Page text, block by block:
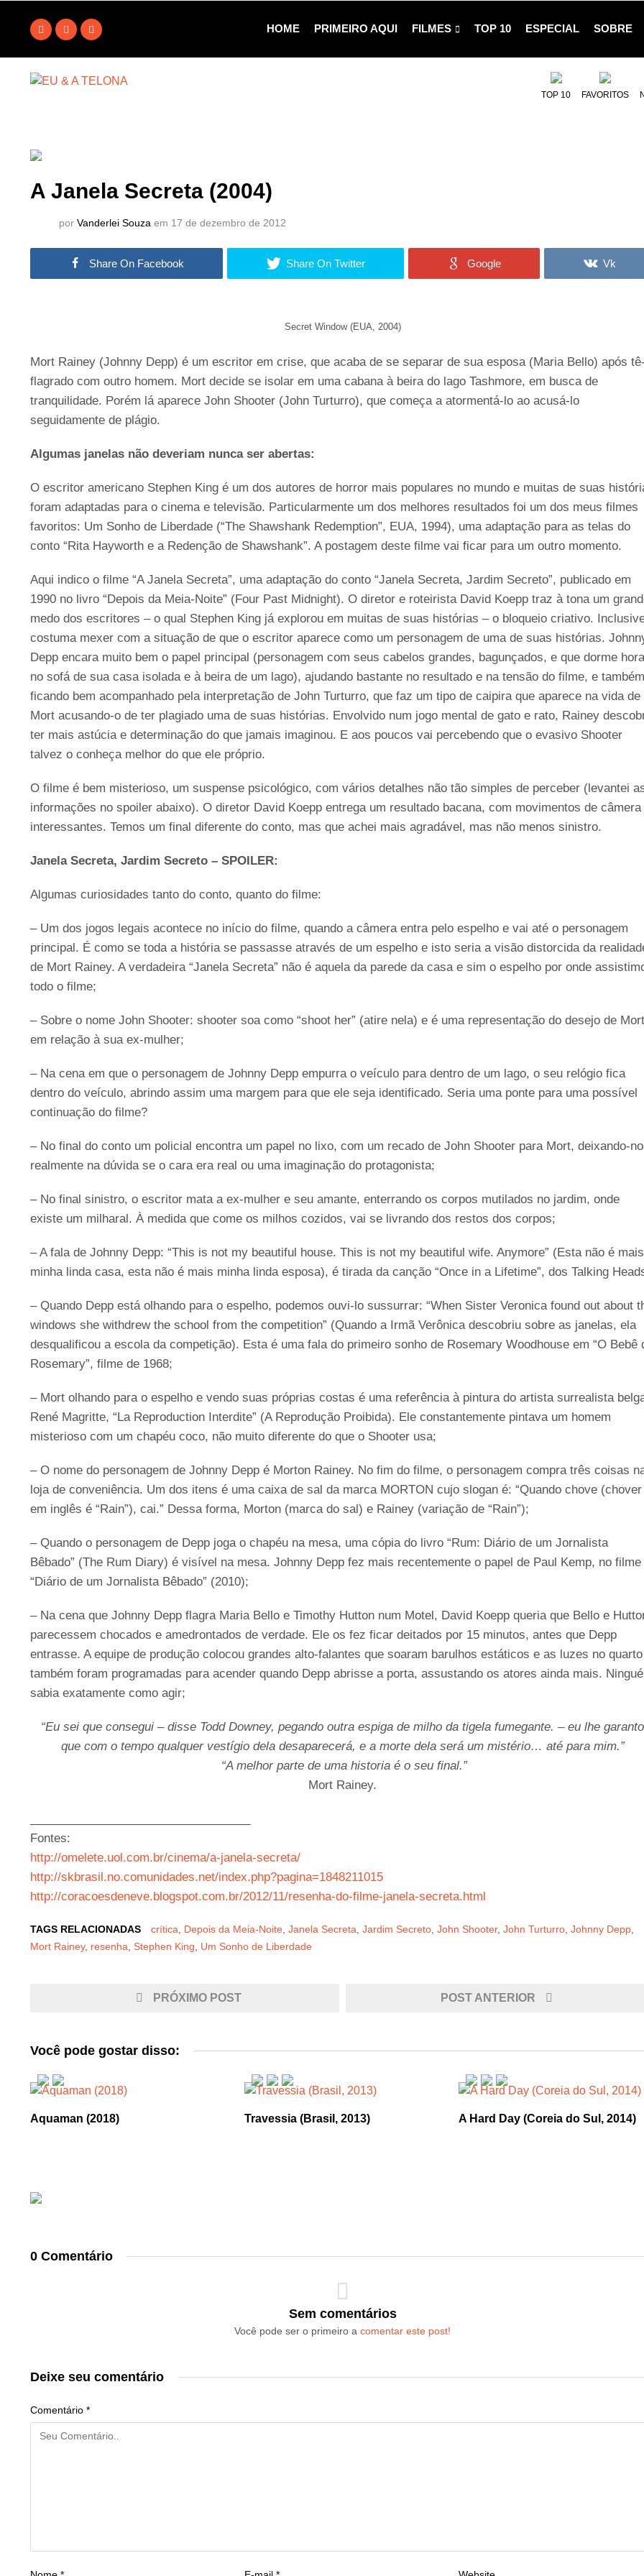
HOME PRIMEIRO AQUI FILMES TOP 10 ESPECIAL SOBRE
TOP 10 FAVORITOS
A Janela Secreta (2004)
por Vanderlei Souza em 17 de dezembro de 2012
Share On Facebook Share On Twitter Google Vk
Secret Window (EUA, 2004)
Mort Rainey (Johnny Depp) é um escritor em crise, que acaba de se separar de sua esposa (Maria Bello) após
flagrado com outro homem. Mort decide se isolar em uma cabana à beira do lago Tashmore, em busca de
tranquilidade. Porém lá aparece John Shooter (John Turturro), que começa a atormentá-lo ao acusá-lo
seguidamente de plágio.
Algumas janelas não deveriam nunca ser abertas:
O escritor americano Stephen King é um dos autores de horror mais populares no mundo e muitas de suas
foram adaptadas para o cinema e televisão. Particularmente um dos melhores resultados foi um dos meus filmes
favoritos: Um Sonho de Liberdade (“The Shawshank Redemption”, EUA, 1994), uma adaptação para as telas do
conto “Rita Hayworth e a Redenção de Shawshank”. A postagem deste filme vai ficar para um outro momento.
Aqui indico o filme “A Janela Secreta”, uma adaptação do conto “Janela Secreta, Jardim Secreto”, publicado em
1990 no livro “Depois da Meia-Noite” (Four Past Midnight). O diretor e roteirista David Koepp traz à tona um
medo dos escritores – o qual Stephen King já explorou em muitas de suas histórias – o bloqueio criativo.
costuma mexer com a situação de que o escritor aparece como um personagem de uma de suas histórias.
Depp encara muito bem o papel principal (personagem com seus cabelos grandes, bagunçados, e que dorme
no sofá de sua casa isolada e à beira de um lago), ajudando bastante no resultado e na tensão do filme, e também
ficando bem acompanhado pela interpretação de John Turturro, que faz um tipo de caipira que aparece na vida de
Mort acusando-o de ter plagiado uma de suas histórias. Envolvido num jogo mental de gato e rato, Rainey
ter mais astúcia e determinação do que jamais imaginou. E aos poucos vai percebendo que o evasivo Shooter
talvez o conheça melhor do que ele próprio.
O filme é bem misterioso, um suspense psicológico, com vários detalhes não tão simples de perceber (levantei
informações no spoiler abaixo). O diretor David Koepp entrega um resultado bacana, com movimentos de câmera
interessantes. Temos um final diferente do conto, mas que achei mais agradável, mas não menos sinistro.
Janela Secreta, Jardim Secreto – SPOILER:
Algumas curiosidades tanto do conto, quanto do filme:
– Um dos jogos legais acontece no início do filme, quando a câmera entra pelo espelho e vai até o personagem
principal. É como se toda a história se passasse através de um espelho e isto seria a visão distorcida da
de Mort Rainey. A verdadeira “Janela Secreta” não é aquela da parede da casa e sim o espelho por onde
todo o filme;
– Sobre o nome John Shooter: shooter soa como “shoot her” (atire nela) e é uma representação do desejo de Mort
em relação à sua ex-mulher;
– Na cena em que o personagem de Johnny Depp empurra o veículo para dentro de um lago, o seu relógio fica
dentro do veículo, abrindo assim uma margem para que ele seja identificado. Seria uma ponte para uma possível
continuação do filme?
– No final do conto um policial encontra um papel no lixo, com um recado de John Shooter para Mort, deixando-
realmente na dúvida se o cara era real ou uma imaginação do protagonista;
– No final sinistro, o escritor mata a ex-mulher e seu amante, enterrando os corpos mutilados no jardim, onde
existe um milharal. À medida que come os milhos cozidos, vai se livrando dos restos dos corpos;
– A fala de Johnny Depp: “This is not my beautiful house. This is not my beautiful wife. Anymore” (Esta não é mais
minha linda casa, esta não é mais minha linda esposa), é tirada da canção “Once in a Lifetime”, dos Talking
– Quando Depp está olhando para o espelho, podemos ouvi-lo sussurrar: “When Sister Veronica found out about
windows she withdrew the school from the competition” (Quando a Irmã Verônica descobriu sobre as janelas, ela
desqualificou a escola da competição). Esta é uma fala do primeiro sonho de Rosemary Woodhouse em “O Bebê
Rosemary”, filme de 1968;
– Mort olhando para o espelho e vendo suas próprias costas é uma referência à pintura do artista surrealista
René Magritte, “La Reproduction Interdite” (A Reprodução Proibida). Ele constantemente pintava um homem
misterioso com um chapéu coco, não muito diferente do que o Shooter usa;
– O nome do personagem de Johnny Depp é Morton Rainey. No fim do filme, o personagem compra três coisas
loja de conveniência. Um dos itens é uma caixa de sal da marca MORTON cujo slogan é: “Quando chove (chover
em inglês é “Rain”), cai.” Dessa forma, Morton (marca do sal) e Rainey (variação de “Rain”);
– Quando o personagem de Depp joga o chapéu na mesa, uma cópia do livro “Rum: Diário de um Jornalista
Bêbado” (The Rum Diary) é visível na mesa. Johnny Depp fez mais recentemente o papel de Paul Kemp, no filme
“Diário de um Jornalista Bêbado” (2010);
– Na cena que Johnny Depp flagra Maria Bello e Timothy Hutton num Motel, David Koepp queria que Bello e
parecessem chocados e amedrontados de verdade. Ele os fez ficar deitados por 15 minutos, antes que Depp
entrasse. A equipe de produção colocou grandes alto-falantes que soaram barulhos estáticos e as luzes no quarto
também foram programadas para acender quando Depp abrisse a porta, assustando os atores ainda mais.
sabia exatamente como agir;
“Eu sei que consegui – disse Todd Downey, pegando outra espiga de milho da tigela fumegante. – eu lhe garanto
que com o tempo qualquer vestígio dela desaparecerá, e a morte dela será um mistério… até para mim.”
“A melhor parte de uma historia é o seu final.”
Mort Rainey.
Fontes:
http://omelete.uol.com.br/cinema/a-janela-secreta/
http://skbrasil.no.comunidades.net/index.php?pagina=1848211015
http://coracoesdeneve.blogspot.com.br/2012/11/resenha-do-filme-janela-secreta.html
TAGS RELACIONADAS crítica Depois da Meia-Noite Janela Secreta Jardim Secreto John Shooter, John Turturro Johnny Depp
Mort Rainey, resenha Stephen King Um Sonho de Liberdade
PRÓXIMO POST POST ANTERIOR
Você pode gostar disso:
Aquaman (2018) Travessia (Brasil, 2013) A Hard Day (Coreia do Sul, 2014)
0 Comentário
Sem comentários
Você pode ser o primeiro acomentar este post!
Deixe seu comentário
Comentário *